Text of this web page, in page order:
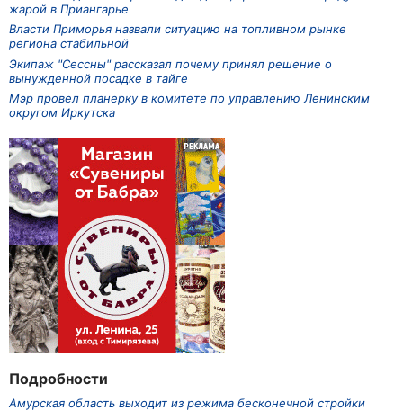
жарой в Приангарье
Власти Приморья назвали ситуацию на топливном рынке
региона стабильной
Экипаж "Сессны" рассказал почему принял решение о
вынужденной посадке в тайге
Мэр провел планерку в комитете по управлению Ленинским
округом Иркутска
Подробности
Амурская область выходит из режима бесконечной стройки